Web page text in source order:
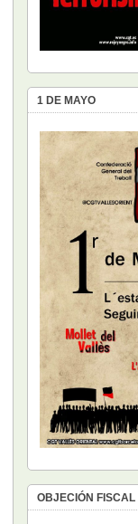
1 DE MAYO
OBJECIÓN FISCAL